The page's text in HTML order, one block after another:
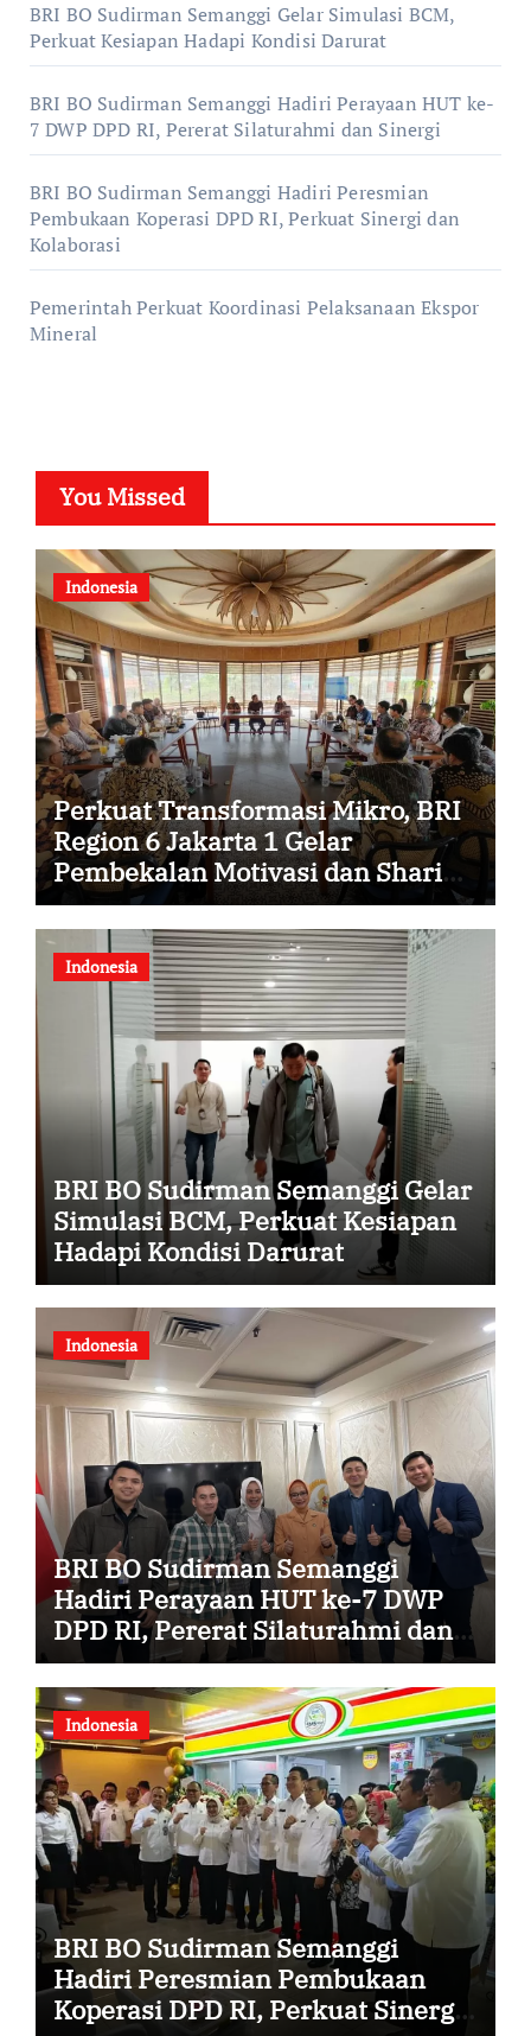
BRI BO Sudirman Semanggi Gelar Simulasi BCM,
Perkuat Kesiapan Hadapi Kondisi Darurat
BRI BO Sudirman Semanggi Hadiri Perayaan HUT ke-
7 DWP DPD RI, Pererat Silaturahmi dan Sinergi
BRI BO Sudirman Semanggi Hadiri Peresmian
Pembukaan Koperasi DPD RI, Perkuat Sinergi dan
Kolaborasi
Pemerintah Perkuat Koordinasi Pelaksanaan Ekspor
Mineral
You Missed
Indonesia
Perkuat Transformasi Mikro, BRI
Region 6 Jakarta 1 Gelar
Pembekalan Motivasi dan Sharing
Session Bersama Direktur Mikro
Indonesia
BRI BO Sudirman Semanggi Gelar
Simulasi BCM, Perkuat Kesiapan
Hadapi Kondisi Darurat
Indonesia
BRI BO Sudirman Semanggi
Hadiri Perayaan HUT ke-7 DWP
DPD RI, Pererat Silaturahmi dan
Sinergi
Indonesia
BRI BO Sudirman Semanggi
Hadiri Peresmian Pembukaan
Koperasi DPD RI, Perkuat Sinergi